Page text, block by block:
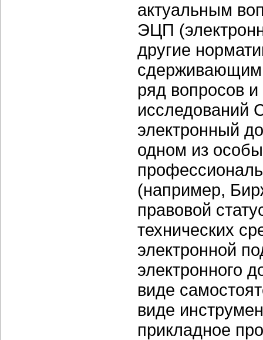
актуальным
ЭЦП
другие
ряд вопросов и
исследований
электронный
одном из
(например,
правовой
технических
электронной
электронного
виде
виде
прикладное